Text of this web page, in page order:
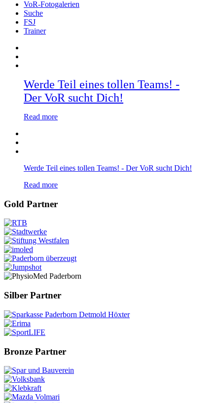
VoR-Fotogalerien
Suche
FSJ
Trainer
Werde Teil eines tollen Teams! -
Der VoR sucht Dich!
Read more
Werde Teil eines tollen Teams! - Der VoR sucht Dich!
Read more
Gold Partner
Silber Partner
Bronze Partner